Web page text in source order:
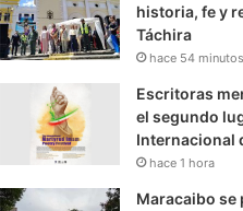
historia, fe y
Táchira
hace 54 minutos
Escritoras
el segundo
Internacional
hace 1 hora
Maracaibo se